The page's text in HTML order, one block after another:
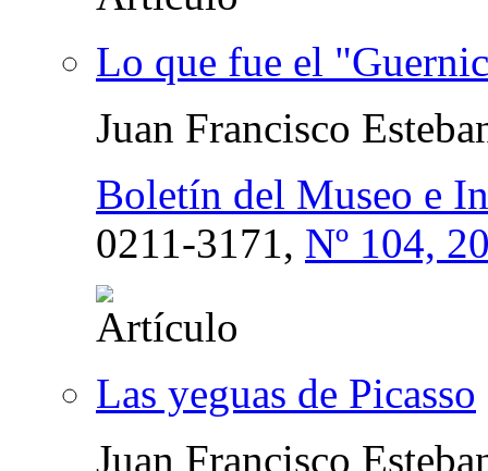
Lo que fue el
Juan Francisco
Boletín del Museo e
0211-3171, Nº 104,
Las yeguas de Picasso
Juan Francisco